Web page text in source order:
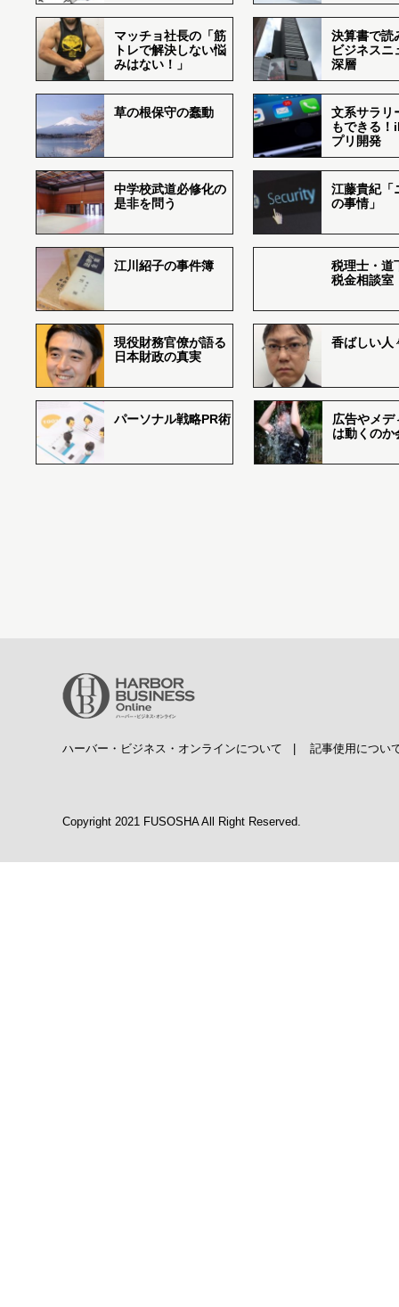
マッチョ社長の「筋
トレで解決しない悩
みはない！」
決算書で読
ビジネスニ
深層
草の根保守の蠢動
文系サラリ
もできる
プリ開発
中学校武道必修化の
是非を問う
江藤貴紀「
の事情」
江川紹子の事件簿
税理士・道
税金相談室
現役財務官僚が語る
日本財政の真実
香ばしい
パーソナル戦略PR術
広告やメデ
は動くのか
ハーバー・ビジネス・オンラインについて 記事使用につい
Copyright 2021 FUSOSHA All Right Reserved.